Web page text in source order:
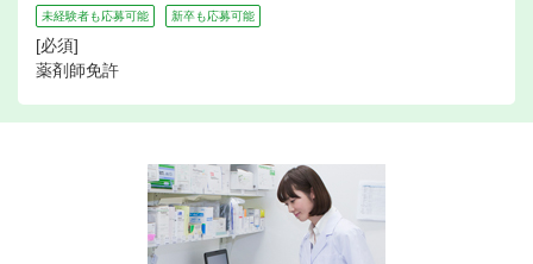
未経験者も応募可能 新卒も応募可能
[必須]
薬剤師免許